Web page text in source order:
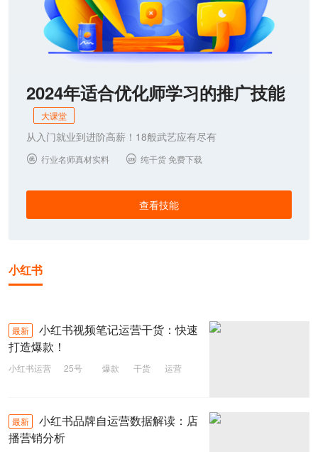
2024年适合优化师学习的推广技能
大课堂
从入门就业到进阶高薪！18般武艺应有尽有
 行业名师真材实料  纯干货 免费下载
查看技能
小红书
最新
小红书视频笔记运营干货：快速
打造爆款！
小红书运营 25号 爆款 干货
运营
最新
小红书品牌自运营数据解读：店
播营销分析